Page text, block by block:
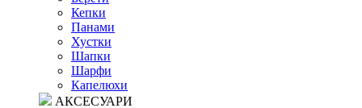
Кепки
Панами
Хустки
Шапки
Шарфи
Капелюхи
АКСЕСУАРИ